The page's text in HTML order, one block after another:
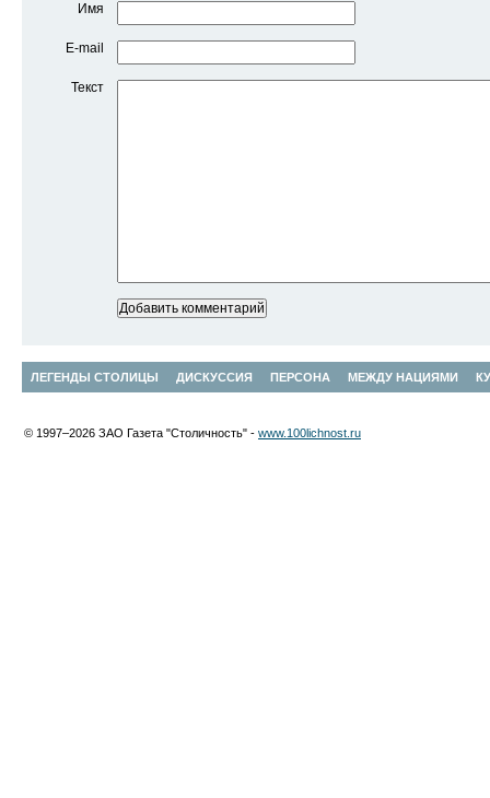
Имя
E-mail
Текст
ЛЕГЕНДЫ СТОЛИЦЫ ДИСКУССИЯ ПЕРСОНА МЕЖДУ НАЦИЯМИ
© 1997–2026 ЗАО Газета "Столичность" - www.100lichnost.ru